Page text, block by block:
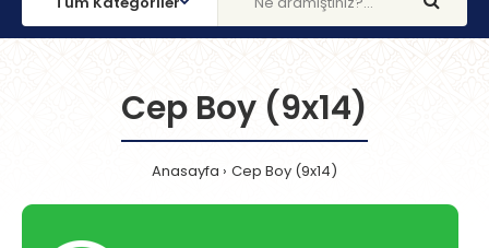
Cep Boy (9x14)
Anasayfa Cep Boy (9x14)